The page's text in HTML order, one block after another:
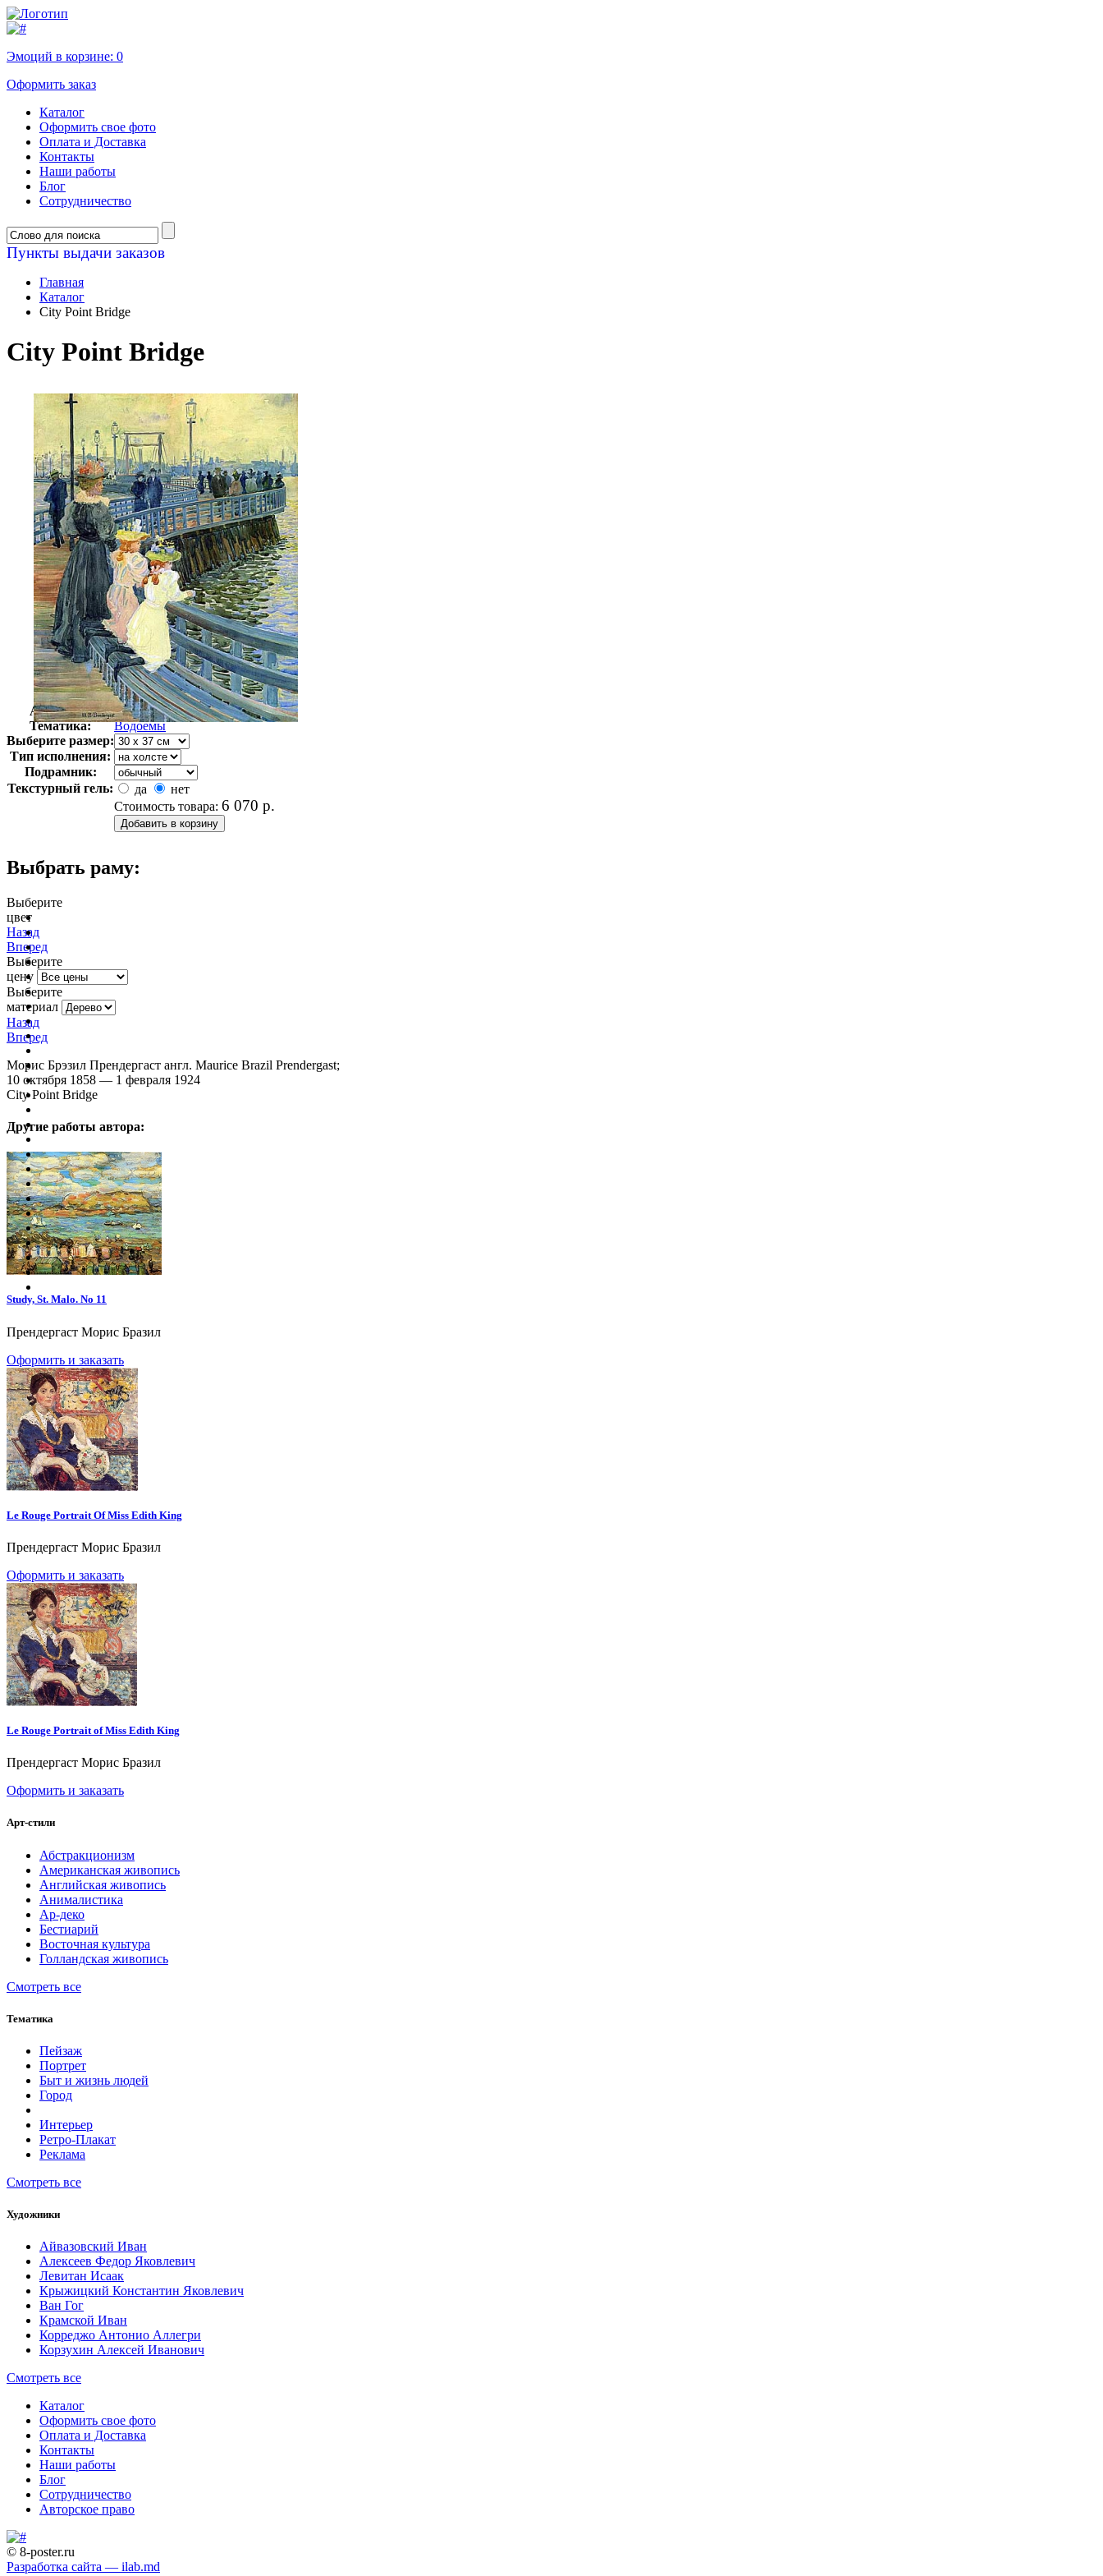
Эмоций в корзине: 0
Оформить заказ
Каталог
Оформить свое фото
Оплата и Доставка
Контакты
Наши работы
Блог
Сотрудничество
Пункты выдачи заказов
Главная
Каталог
City Point Bridge
City Point Bridge
Автор:
Прендергаст Морис Бразил
Арт-стиль
Американская живопись
Тематика:
Водоемы
Выберите размер:
Тип исполнения:
Подрамник:
Текстурный гель:
да
нет
Стоимость товара: 6 070 р.
Выбрать раму:
Выберите
цвет
Назад
Вперед
Выберите
цену
Выберите
материал
Назад
Вперед
Морис Брэзил Прендергаст англ. Maurice Brazil Prendergast;
10 октября 1858 — 1 февраля 1924
City Point Bridge
Другие работы автора:
Study, St. Malo. No 11
Прендергаст Морис Бразил
Оформить и заказать
Le Rouge Portrait Of Miss Edith King
Прендергаст Морис Бразил
Оформить и заказать
Le Rouge Portrait of Miss Edith King
Прендергаст Морис Бразил
Оформить и заказать
Арт-стили
Абстракционизм
Американская живопись
Английская живопись
Анималистика
Ар-деко
Бестиарий
Восточная культура
Голландская живопись
Смотреть все
Тематика
Пейзаж
Портрет
Быт и жизнь людей
Город
Интерьер
Ретро-Плакат
Реклама
Смотреть все
Художники
Айвазовский Иван
Алексеев Федор Яковлевич
Левитан Исаак
Крыжицкий Константин Яковлевич
Ван Гог
Крамской Иван
Корреджо Антонио Аллегри
Корзухин Алексей Иванович
Смотреть все
Каталог
Оформить свое фото
Оплата и Доставка
Контакты
Наши работы
Блог
Сотрудничество
Авторское право
© 8-poster.ru
Разработка сайта — ilab.md